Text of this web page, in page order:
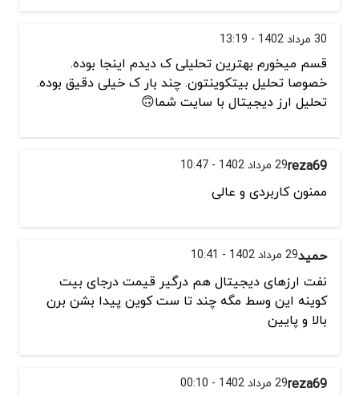
30 مرداد 1402 - 13:19
قسم میخورم بهترین تحلیلی ک دیدم اینجا بوده.
خصوصا تحلیل بیتکوینتون. چند بار ک خیلی دقیق بوده.
تحلیل ارز دیجیتال با سایت شما🙃
reza6929 مرداد 1402 - 10:47
ممنون کاربردی و عالی
حمید29 مرداد 1402 - 10:41
نفت ارزهای دیجیتال هم درگیر قیمت درجای بیت
کوینه این وسط مگه چند تا ست کوین پیدا بشن برن
بالا و پایین
reza6929 مرداد 1402 - 00:10